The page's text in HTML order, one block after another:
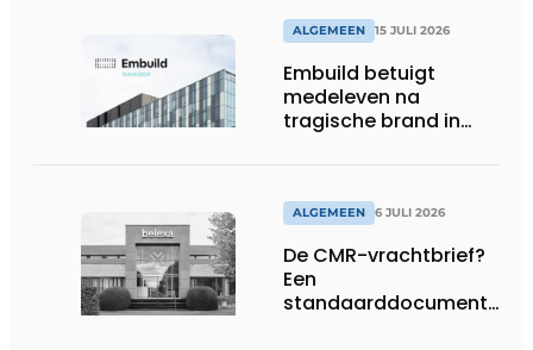
ALGEMEEN 15 JULI 2026
Embuild betuigt
medeleven na
tragische brand in
ALGEMEEN 6 JULI 2026
De CMR-vrachtbrief?
Een
standaarddocument